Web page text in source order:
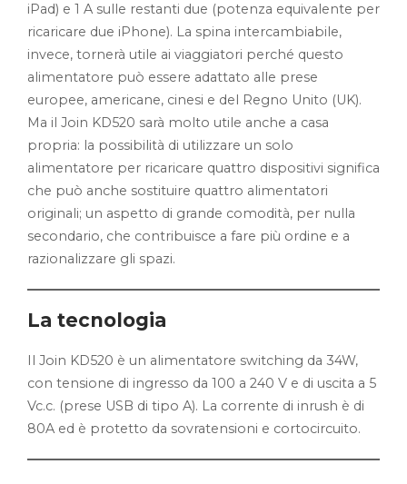
iPad) e 1 A sulle restanti due (potenza equivalente per
ricaricare due iPhone). La spina intercambiabile,
invece, tornerà utile ai viaggiatori perché questo
alimentatore può essere adattato alle prese
europee, americane, cinesi e del Regno Unito (UK).
Ma il Join KD520 sarà molto utile anche a casa
propria: la possibilità di utilizzare un solo
alimentatore per ricaricare quattro dispositivi significa
che può anche sostituire quattro alimentatori
originali; un aspetto di grande comodità, per nulla
secondario, che contribuisce a fare più ordine e a
razionalizzare gli spazi.
La tecnologia
Il Join KD520 è un alimentatore switching da 34W,
con tensione di ingresso da 100 a 240 V e di uscita a 5
Vc.c. (prese USB di tipo A). La corrente di inrush è di
80A ed è protetto da sovratensioni e cortocircuito.